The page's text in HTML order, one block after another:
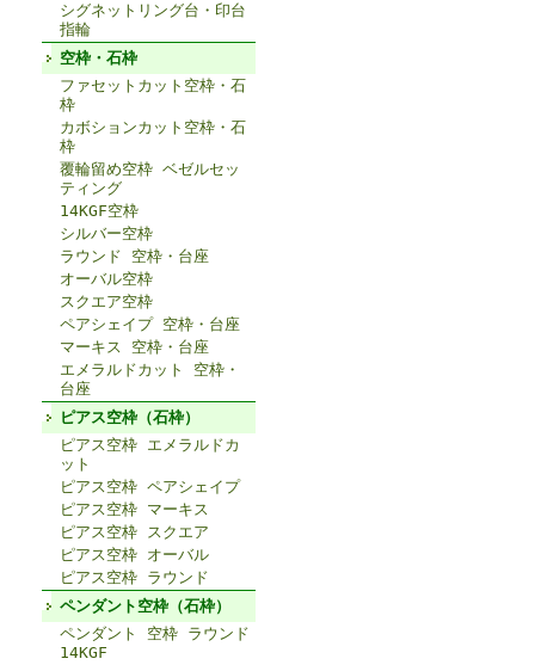
シグネットリング台・印台
指輪
空枠・石枠
ファセットカット空枠・石
枠
カボションカット空枠・石
枠
覆輪留め空枠 ベゼルセッ
ティング
14KGF空枠
シルバー空枠
ラウンド 空枠・台座
オーバル空枠
スクエア空枠
ペアシェイプ 空枠・台座
マーキス 空枠・台座
エメラルドカット 空枠・
台座
ピアス空枠（石枠）
ピアス空枠 エメラルドカ
ット
ピアス空枠 ペアシェイプ
ピアス空枠 マーキス
ピアス空枠 スクエア
ピアス空枠 オーバル
ピアス空枠 ラウンド
ペンダント空枠（石枠）
ペンダント 空枠 ラウンド
14KGF